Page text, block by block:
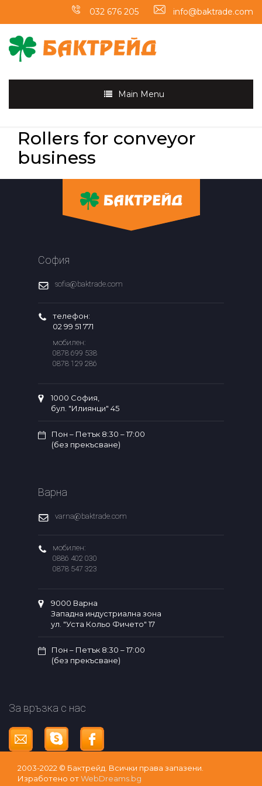
032 676 205 info@baktrade.com
Main Menu
Rollers for conveyor
business
София
sofia@baktrade.com
телефон:
02 99 51 771
мобилен:
0878 699 538
0878 129 286
1000 София,
бул. "Илиянци" 45
Пон – Петък 8:30 – 17:00
(без прекъсване)
Варна
varna@baktrade.com
мобилен:
0886 402 030
0878 547 323
9000 Варна
Западна индустриална зона
ул. "Уста Кольо Фичето" 17
Пон – Петък 8:30 – 17:00
(без прекъсване)
За връзка с нас
2003-2022 © Бактрейд. Bсички права запазени.
Изработено отWebDreams.bg